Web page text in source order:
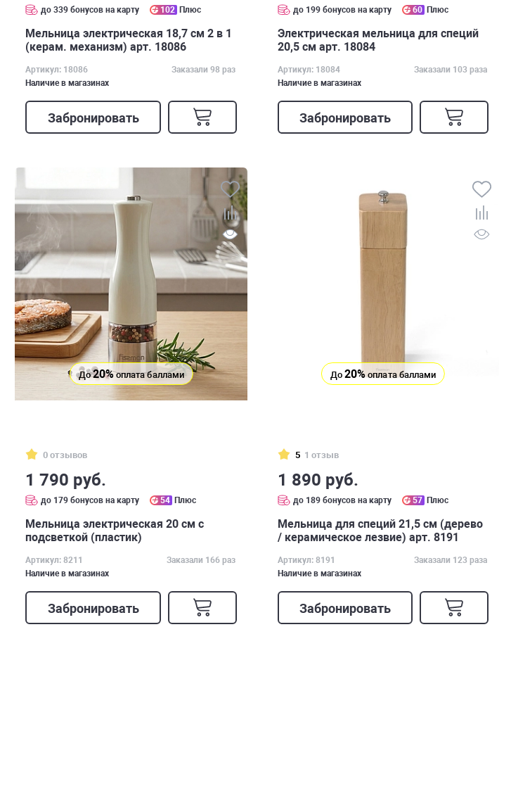
до 339 бонусов на карту 102 Плюс
Мельница электрическая 18,7 см 2 в 1
(керам. механизм) арт. 18086
Артикул: 18086
Заказали 98 раз
Наличие в магазинах
Забронировать
до 199 бонусов на карту 60 Плюс
Электрическая мельница для специй
20,5 см арт. 18084
Артикул: 18084
Заказали 103 раза
Наличие в магазинах
Забронировать
До20%оплата баллами
0 отзывов
1 790 руб.
до 179 бонусов на карту 54 Плюс
Мельница электрическая 20 см с
подсветкой (пластик)
Артикул: 8211
Заказали 166 раз
Наличие в магазинах
Забронировать
До20% оплата баллами
5 1 отзыв
1 890 руб.
до 189 бонусов на карту 57 Плюс
Мельница для специй 21,5 см (дерево
/ керамическое лезвие) арт. 8191
Артикул: 8191
Заказали 123 раза
Наличие в магазинах
Забронировать